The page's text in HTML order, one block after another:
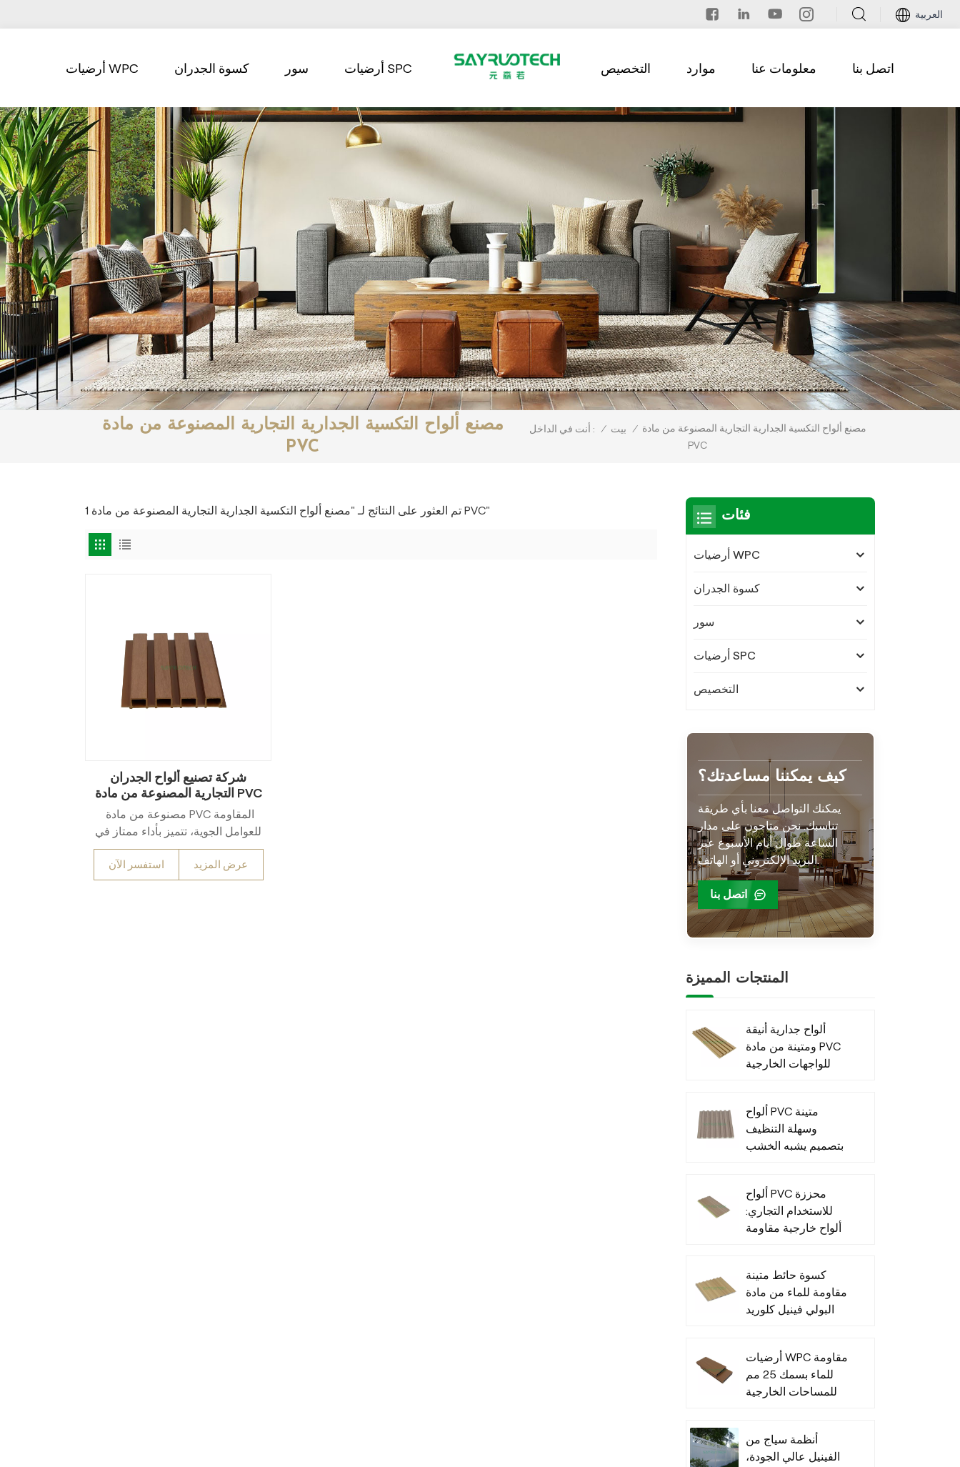
العربية
أرضيات WPC كسوة الجدران سور أرضيات SPC التخصيص موارد معلومات عنا اتصل بنا
مصنع ألواح التكسية الجدارية التجارية المصنوعة من مادة
PVC
أنت في الداخل : / بيت / مصنع ألواح التكسية الجدارية التجارية المصنوعة من مادة
PVC
1 تم العثور على النتائج لـ "مصنع ألواح التكسية الجدارية التجارية المصنوعة من مادة PVC"
شركة تصنيع ألواح الجدران
التجارية المصنوعة من مادة PVC
المقاومة للماء
للعوامل الجوية، تتميز بأداء ممتاز في
مقاومة الماء، ومقاومة للأمطار
والأشعة فوق البنفسجية والرطوبة
ودرجات الحرارة القصوى لمنع
استفسر الآن عرض المزيد
فئات
أرضيات WPC
كسوة الجدران
سور
أرضيات SPC
التخصيص
كيف يمكننا مساعدتك؟
يمكنك التواصل معنا بأي طريقة
تناسبك. نحن متاحون على مدار
الساعة طوال أيام الأسبوع عبر
البريد الإلكتروني أو الهاتف.
اتصل بنا
المنتجات المميزة
ألواح جدارية أنيقة
ومتينة من مادة PVC
للواجهات الخارجية
ألواح PVC متينة
وسهلة التنظيف
بتصميم يشبه الخشب
ألواح PVC محززة
للاستخدام التجاري:
ألواح خارجية مقاومة
كسوة حائط متينة
مقاومة للماء من مادة
البولي فينيل كلوريد
أرضيات WPC مقاومة
للماء بسمك 25 مم
للمساحات الخارجية
أنظمة سياج من
الفينيل عالي الجودة،